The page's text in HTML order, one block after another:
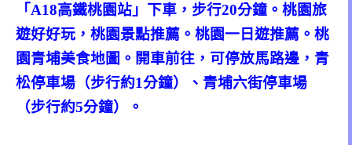
「A18高鐵桃園站」下車，步行20分鐘。桃園旅
遊好好玩，桃園景點推薦。桃園一日遊推薦。桃
園青埔美食地圖。開車前往，可停放馬路邊， 青
松停車場（步行約1分鐘）、青埔六街停車場
（步行約5分鐘）。